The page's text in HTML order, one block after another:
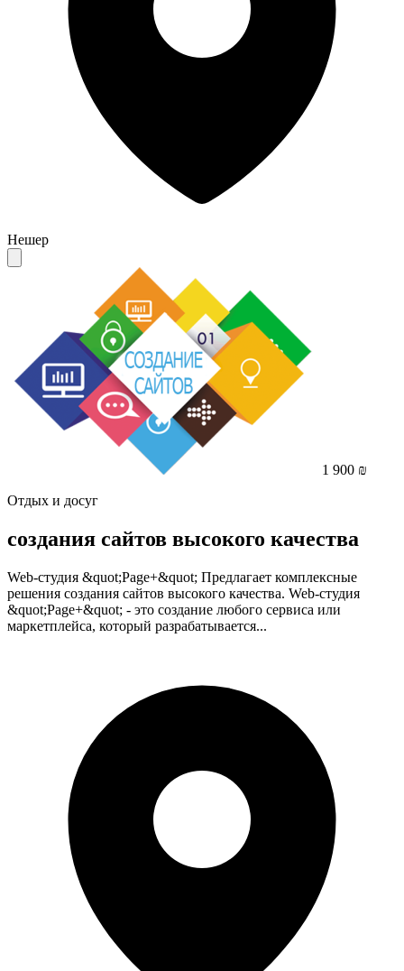
Нешер
1 900 ₪
Отдых и досуг
создания сайтов высокого качества
Web-студия &quot;Page+&quot; Предлагает комплексные
решения создания сайтов высокого качества. Web-студия
&quot;Page+&quot; - это создание любого сервиса или
маркетплейса, который разрабатывается...